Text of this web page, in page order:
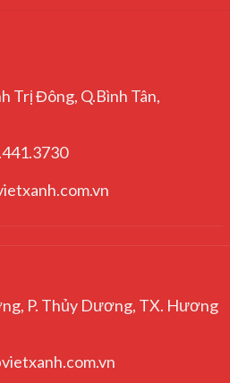
Trị Đông, Q.Bình Tân,
P. Thủy Dương, TX. Hương